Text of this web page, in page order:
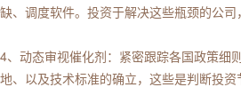
缺、调度软件。投资于解决这些瓶颈的公司
4、动态审视催化剂：紧密跟踪各国政策细
地、以及技术标准的确立，这些是判断投资